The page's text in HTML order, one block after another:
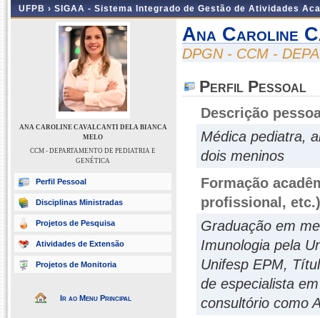
UFPB › SIGAA - Sistema Integrado de Gestão de Atividades
ANA CAROLINE CAVALCANTI DELA BIANCA
MELO
CCM - DEPARTAMENTO DE PEDIATRIA E
GENÉTICA
Perfil Pessoal
Disciplinas Ministradas
Projetos de Pesquisa
Atividades de Extensão
Projetos de Monitoria
Ir ao Menu Principal
Ana Caroline
DPGN - CCM -
Perfil Pessoal
Descrição
Médica pediatra,
dois meninos
Formação
profissional, etc.)
Graduação em
Imunologia pela
Unifesp EPM,
de especialista
consultório como